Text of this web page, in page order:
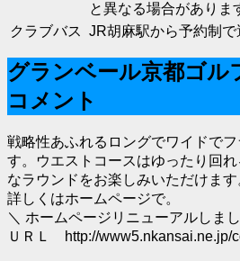
と異なる場合がありま
クラブバス JR胡麻駅から予約制で
グランベール京都ゴル
コメント
戦略性あふれるロングでワイドで
す。ウエストコースはゆったり回
なラウンドをお楽しみいただけます
詳しくはホームページで。
＼ ホームページリニューアルしま
ＵＲＬ http://www5.nkansai.ne.jp/